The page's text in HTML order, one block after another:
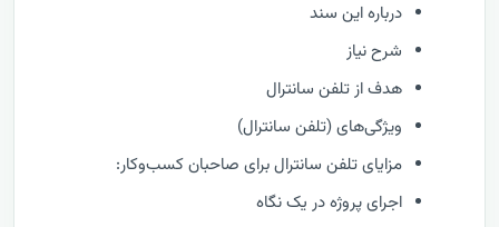
درباره این سند
شرح نیاز
هدف از تلفن سانترال
ویژگی‌های (تلفن سانترال)
مزایای تلفن سانترال برای صاحبان کسب‌وکار:
اجرای پروژه در یک نگاه